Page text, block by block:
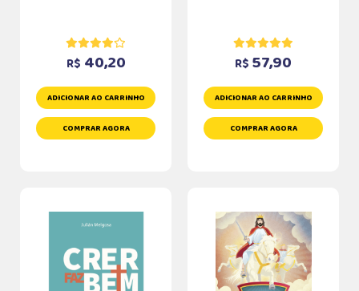
R$ 40,20
ADICIONAR AO CARRINHO
COMPRAR AGORA
R$ 57,90
ADICIONAR AO CARRINHO
COMPRAR AGORA